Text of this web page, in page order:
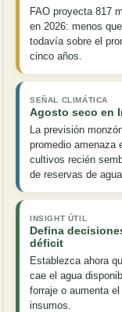
FAO proyecta 817
en 2026: menos
todavía sobre el
cinco años.
SEÑAL CLIMÁTICA
Agosto seco en
La previsión
promedio amenaza
cultivos recién
de reservas de
INSIGHT ÚTIL
Defina
déficit
Establezca ahora
cae el agua
forraje o aumenta
insumos.